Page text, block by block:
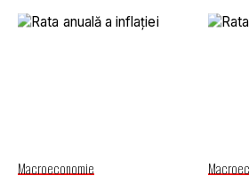
Macroeconomie